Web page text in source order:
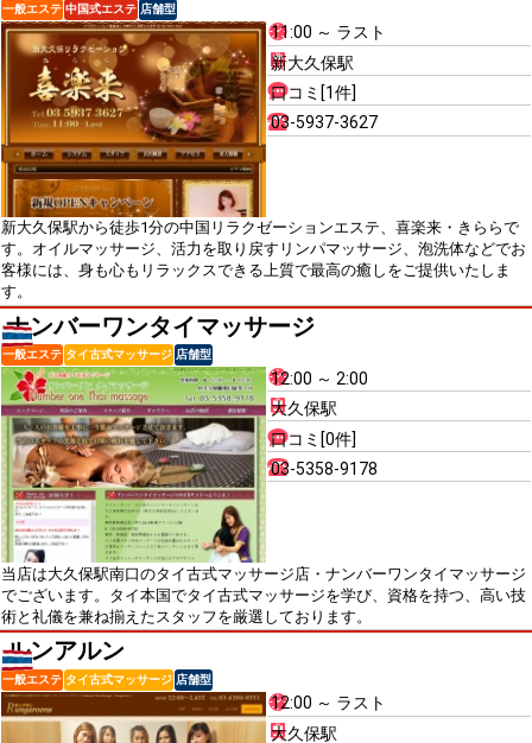
一般エステ 中国式エステ 店舗型
11:00 ～ ラスト
新大久保駅
口コミ[1件]
03-5937-3627
新大久保駅から徒歩1分の中国リラクゼーションエステ、喜楽来・きららで
す。オイルマッサージ、活力を取り戻すリンパマッサージ、泡洗体などでお
客様には、身も心もリラックスできる上質で最高の癒しをご提供いたしま
す。
ナンバーワンタイマッサージ
一般エステ タイ古式マッサージ 店舗型
12:00 ～ 2:00
大久保駅
口コミ[0件]
03-5358-9178
当店は大久保駅南口のタイ古式マッサージ店・ナンバーワンタイマッサージ
でございます。タイ本国でタイ古式マッサージを学び、資格を持つ、高い技
術と礼儀を兼ね揃えたスタッフを厳選しております。
ルンアルン
一般エステ タイ古式マッサージ 店舗型
12:00 ～ ラスト
大久保駅